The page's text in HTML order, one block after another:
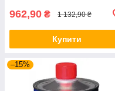
962,90 ₴ 1 132,90 ₴
Купити
–15%